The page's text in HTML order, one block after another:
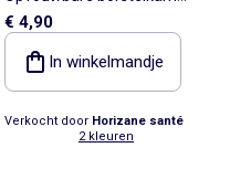
voor het haar
€ 4,90
In winkelmandje
Verkocht door Horizane santé
2 kleuren